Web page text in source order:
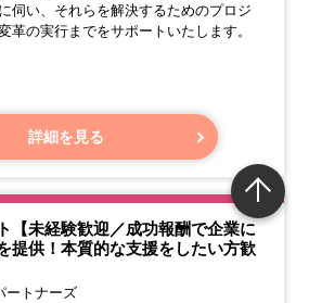
伺い、それらを解決するためのプロジ
革の実行までをサポートいたします。
案といった初期段階から深く関わりま
製品の企画からお客様へ届くまでの幅
とが多いです。
詳細を見る
【未経験歓迎／成功報酬で企業に
提供！本質的な支援をしたい方歓
ートナーズ